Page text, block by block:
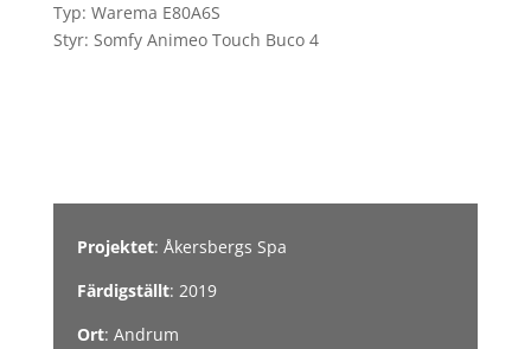
Typ: Warema E80A6S
Styr: Somfy Animeo Touch Buco 4
Projektet: Åkersbergs Spa
Färdigställt: 2019
Ort: Andrum